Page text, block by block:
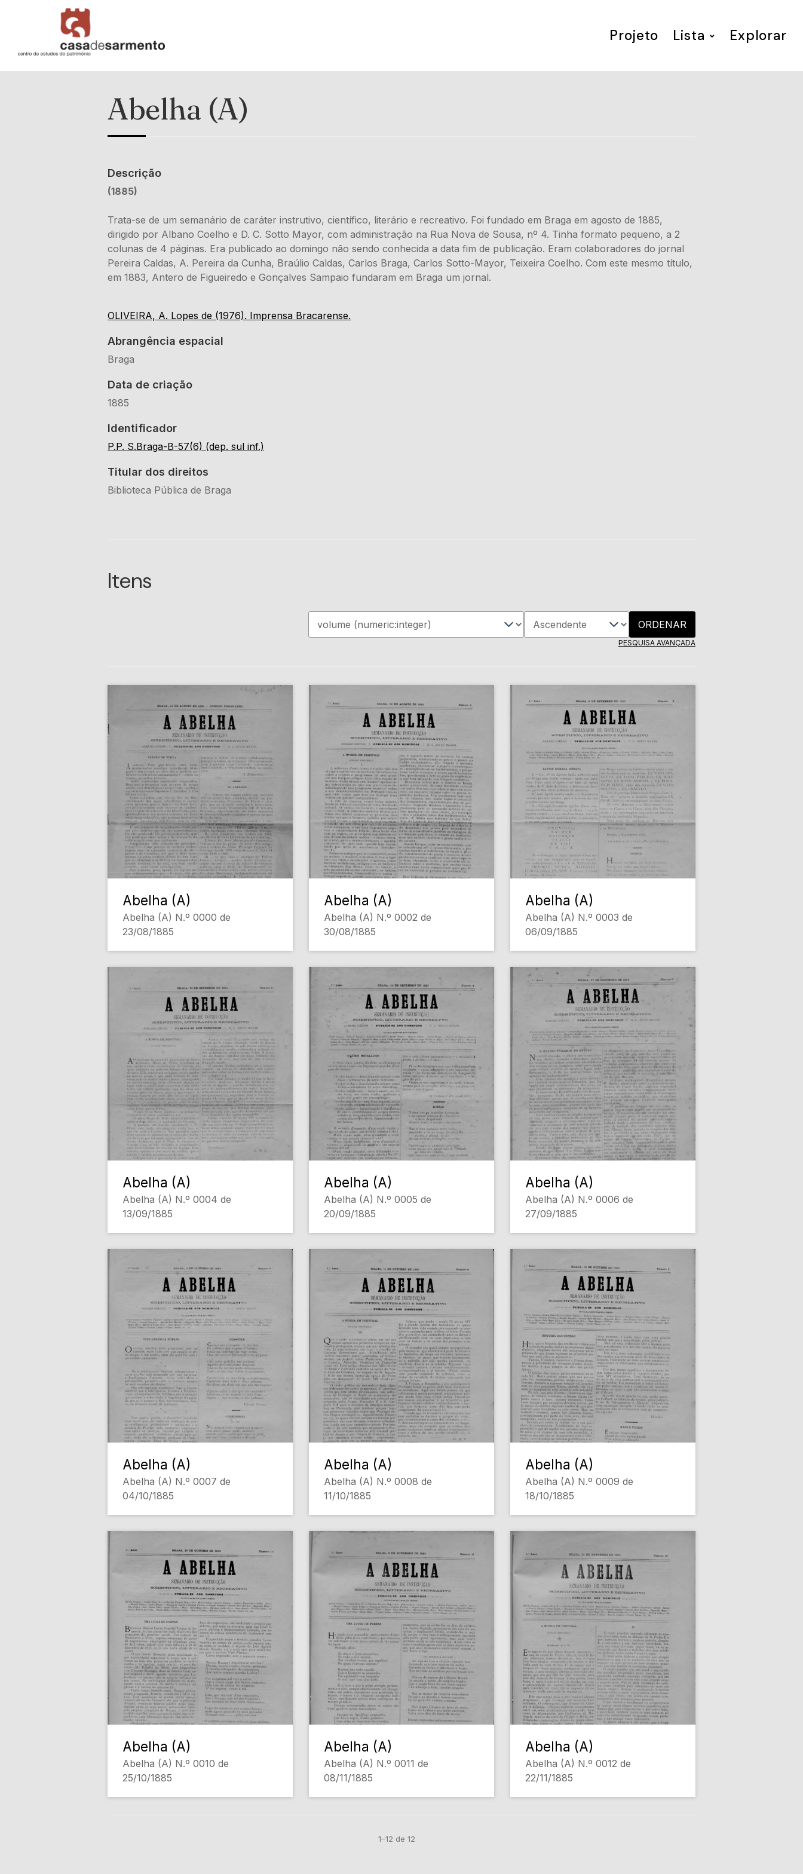
Projeto Lista Explorar
Abelha (A)
Descrição
(1885)
Trata-se de um semanário de caráter instrutivo, científico, literário e recreativo. Foi fundado em Braga em agosto de 1885,
dirigido por Albano Coelho e D. C. Sotto Mayor, com administração na Rua Nova de Sousa, nº 4. Tinha formato pequeno, a 2
colunas de 4 páginas. Era publicado ao domingo não sendo conhecida a data fim de publicação. Eram colaboradores do jornal
Pereira Caldas, A. Pereira da Cunha, Braúlio Caldas, Carlos Braga, Carlos Sotto-Mayor, Teixeira Coelho. Com este mesmo título,
em 1883, Antero de Figueiredo e Gonçalves Sampaio fundaram em Braga um jornal.
OLIVEIRA, A. Lopes de (1976). Imprensa Bracarense.
Abrangência espacial
Braga
Data de criação
1885
Identificador
P.P. S.Braga-B-57(6) (dep. sul inf.)
Titular dos direitos
Biblioteca Pública de Braga
Itens
ORDENAR
PESQUISA AVANÇADA
Abelha (A)
Abelha (A) N.º 0000 de
23/08/1885
Abelha (A)
Abelha (A) N.º 0002 de
30/08/1885
Abelha (A)
Abelha (A) N.º 0003 de
06/09/1885
Abelha (A)
Abelha (A) N.º 0004 de
13/09/1885
Abelha (A)
Abelha (A) N.º 0005 de
20/09/1885
Abelha (A)
Abelha (A) N.º 0006 de
27/09/1885
Abelha (A)
Abelha (A) N.º 0007 de
04/10/1885
Abelha (A)
Abelha (A) N.º 0008 de
11/10/1885
Abelha (A)
Abelha (A) N.º 0009 de
18/10/1885
Abelha (A)
Abelha (A) N.º 0010 de
25/10/1885
Abelha (A)
Abelha (A) N.º 0011 de
08/11/1885
Abelha (A)
Abelha (A) N.º 0012 de
22/11/1885
1–12 de 12